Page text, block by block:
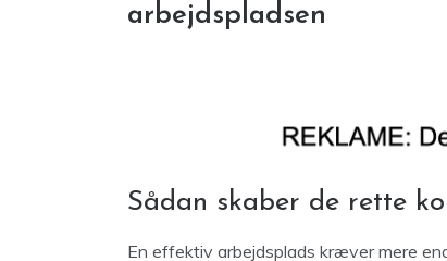
arbejdspladsen
Sådan skaber de rette
En effektiv arbejdsplads kræver mere